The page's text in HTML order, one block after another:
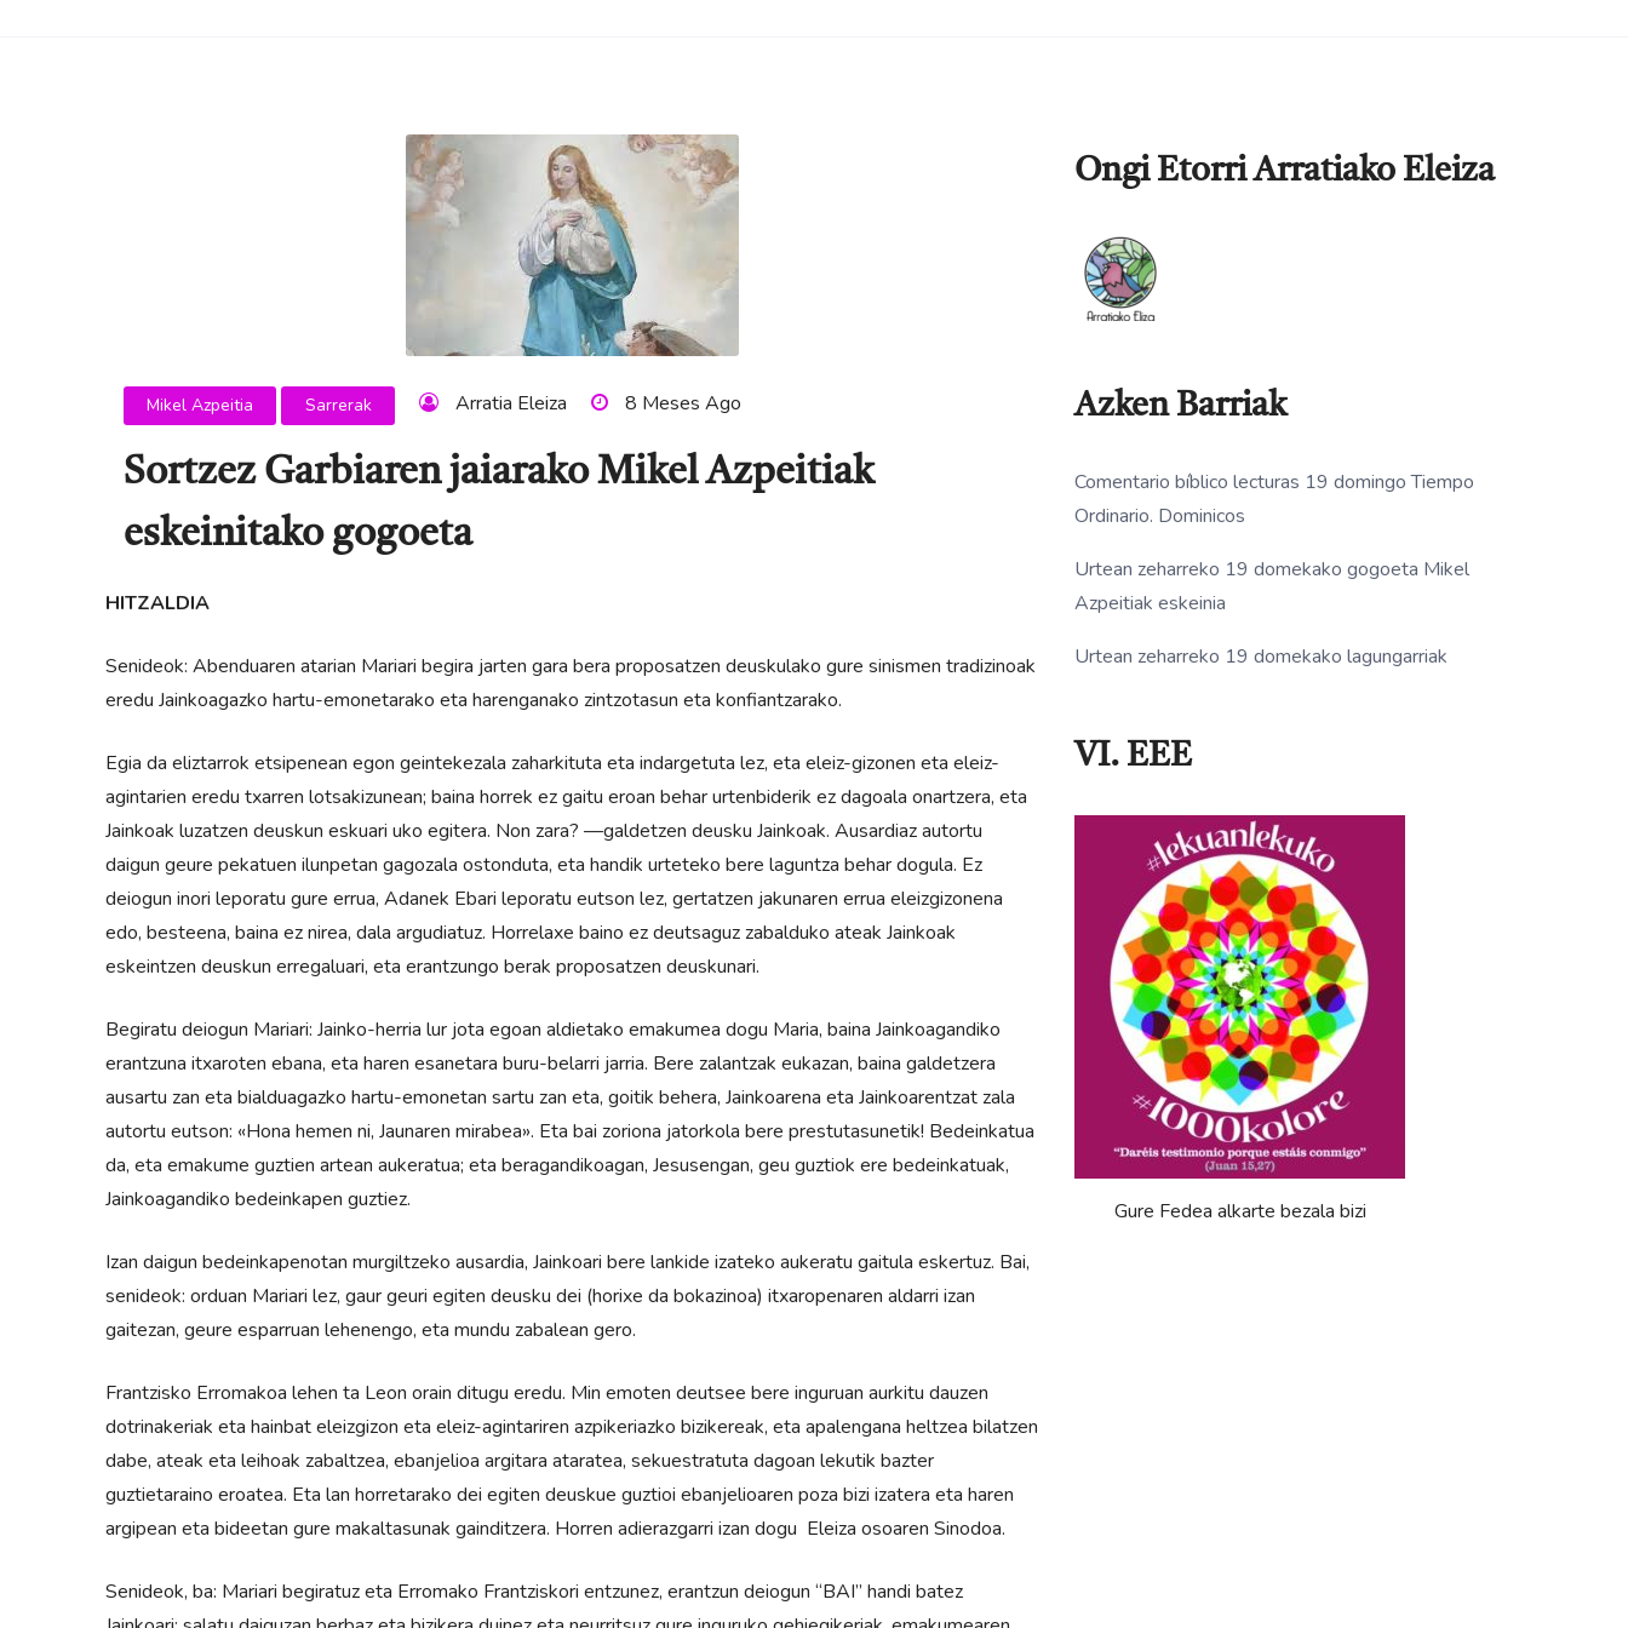
Mikel Azpeitia Sarrerak Arratia Eleiza 8 Meses Ago
Sortzez Garbiaren jaiarako Mikel Azpeitiak
eskeinitako gogoeta
HITZALDIA
Senideok: Abenduaren atarian Mariari begira jarten gara bera proposatzen deuskulako gure sinismen tradizinoak
eredu Jainkoagazko hartu-emonetarako eta harenganako zintzotasun eta konfiantzarako.
Egia da eliztarrok etsipenean egon geintekezala zaharkituta eta indargetuta lez, eta eleiz-gizonen eta eleiz-
agintarien eredu txarren lotsakizunean; baina horrek ez gaitu eroan behar urtenbiderik ez dagoala onartzera, eta
Jainkoak luzatzen deuskun eskuari uko egitera. Non zara? —galdetzen deusku Jainkoak. Ausardiaz autortu
daigun geure pekatuen ilunpetan gagozala ostonduta, eta handik urteteko bere laguntza behar dogula. Ez
deiogun inori leporatu gure errua, Adanek Ebari leporatu eutson lez, gertatzen jakunaren errua eleizgizonena
edo, besteena, baina ez nirea, dala argudiatuz. Horrelaxe baino ez deutsaguz zabalduko ateak Jainkoak
eskeintzen deuskun erregaluari, eta erantzungo berak proposatzen deuskunari.
Begiratu deiogun Mariari: Jainko-herria lur jota egoan aldietako emakumea dogu Maria, baina Jainkoagandiko
erantzuna itxaroten ebana, eta haren esanetara buru-belarri jarria. Bere zalantzak eukazan, baina galdetzera
ausartu zan eta bialduagazko hartu-emonetan sartu zan eta, goitik behera, Jainkoarena eta Jainkoarentzat zala
autortu eutson: «Hona hemen ni, Jaunaren mirabea». Eta bai zoriona jatorkola bere prestutasunetik! Bedeinkatua
da, eta emakume guztien artean aukeratua; eta beragandikoagan, Jesusengan, geu guztiok ere bedeinkatuak,
Jainkoagandiko bedeinkapen guztiez.
Izan daigun bedeinkapenotan murgiltzeko ausardia, Jainkoari bere lankide izateko aukeratu gaitula eskertuz. Bai,
senideok: orduan Mariari lez, gaur geuri egiten deusku dei (horixe da bokazinoa) itxaropenaren aldarri izan
gaitezan, geure esparruan lehenengo, eta mundu zabalean gero.
Frantzisko Erromakoa lehen ta Leon orain ditugu eredu. Min emoten deutsee bere inguruan aurkitu dauzen
dotrinakeriak eta hainbat eleizgizon eta eleiz-agintariren azpikeriazko bizikereak, eta apalengana heltzea bilatzen
dabe, ateak eta leihoak zabaltzea, ebanjelioa argitara ataratea, sekuestratuta dagoan lekutik bazter
guztietaraino eroatea. Eta lan horretarako dei egiten deuskue guztioi ebanjelioaren poza bizi izatera eta haren
argipean eta bideetan gure makaltasunak gainditzera. Horren adierazgarri izan dogu Eleiza osoaren Sinodoa.
Senideok, ba: Mariari begiratuz eta Erromako Frantziskori entzunez, erantzun deiogun “BAI” handi batez
Ongi Etorri Arratiako Eleiza
Azken Barriak
Comentario bíblico lecturas 19 domingo Tiempo
Ordinario. Dominicos
Urtean zeharreko 19 domekako gogoeta Mikel
Azpeitiak eskeinia
Urtean zeharreko 19 domekako lagungarriak
VI. EEE
Gure Fedea alkarte bezala bizi